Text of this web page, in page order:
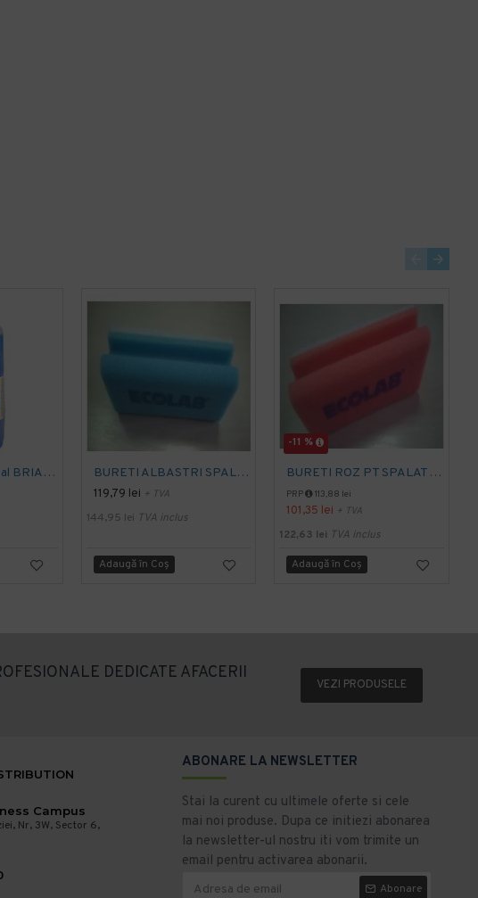
Detergent universal BRIAL XL FRESH 5L Ecolab BURETI ALBASTRI SPALAT VASE 10 buc. Ecolab
119,79 lei + TVA
144,95 lei TVA inclus
Adaugă în Coş
-11 %
BURETI ROZ PT SPALAT VASE 10buc. Ecolab
PRP 113,88 lei
101,35 lei + TVA
122,63 lei TVA inclus
Adaugă în Coş
DEDICATE AFACERII
VEZI PRODUSELE
Campus
Nr, 3W, Sector 6,
ABONARE LA NEWSLETTER
Stai la curent cu ultimele oferte si cele
mai noi produse. Dupa ce initiezi abonarea
la newsletter-ul nostru iti vom trimite un
email pentru activarea abonarii.
Abonare